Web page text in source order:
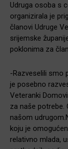
Udruga osoba s
organizirala je
članovi Udruge
srijemske
poklonima za
-Razveselili smo
je posebno
Veteranki
za naše potrebe.
našom
koju je
relativno mlada,